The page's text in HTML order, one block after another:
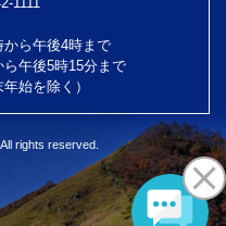
ら午後4時まで
午後5時15分まで
始を除く）
rights reserved.